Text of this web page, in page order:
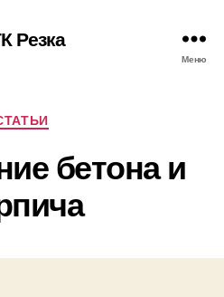
Резка
Меню
Рубрики
бетона и